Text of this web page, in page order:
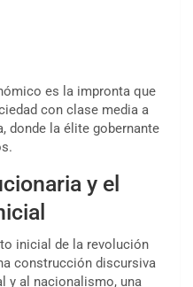
es la impronta que
con clase media a
donde la élite gobernante
y el
inicial de la revolución
construcción discursiva
y al nacionalismo, una